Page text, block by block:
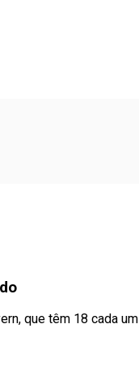
que têm 18 cada um